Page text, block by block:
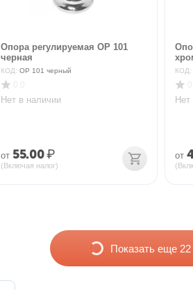
Опора регулируемая ОР 101
черная
КОД: ОР 101 черный
Нет в наличии
от 55.00₽
(Включая налог)
КОД:
Нет
от
Показать еще 22